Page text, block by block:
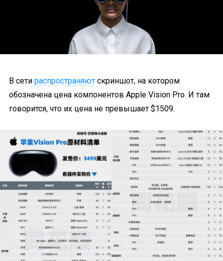
В сети распространяют скриншот, на котором
обозначена цена компонентов Apple Vision Pro. И там
говорится, что их цена не превышает $1509.